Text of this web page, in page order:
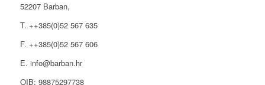
52207 Barban,
T. ++385(0)52 567 635
F. ++385(0)52 567 606
E. info@barban.hr
OIB: 98875297738